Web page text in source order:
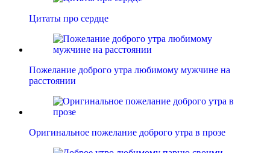
Цитаты про сердце
Пожелание доброго утра любимому мужчине на
расстоянии
Оригинальное пожелание доброго утра в прозе